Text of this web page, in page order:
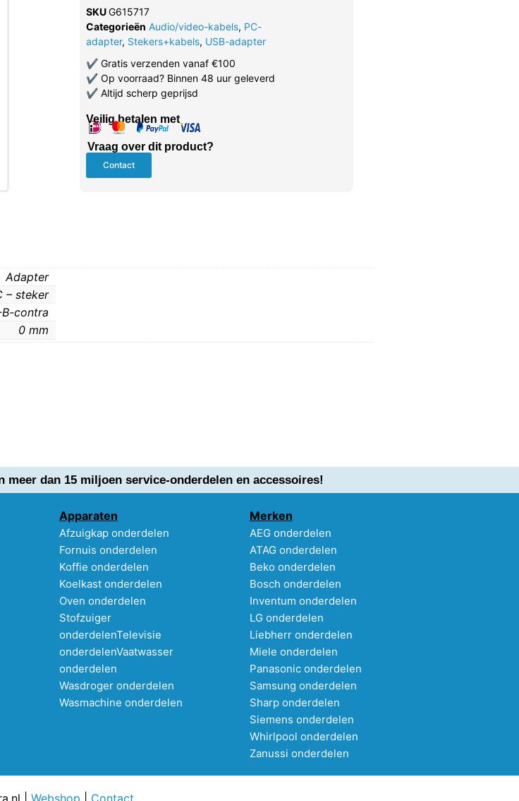
SKUG615717
Categorieën Audio/video-kabels, PC-
adapter, Stekers+kabels, USB-adapter
✔Gratis verzenden vanaf €100
✔Op voorraad? Binnen 48 uur geleverd
✔Altijd scherp geprijsd
Veilig betalen met
Vraag over dit product?
Contact
Adapter
– steker
contra
0 mm
meer dan 15 miljoen service-onderdelen en accessoires!
Apparaten
Afzuigkap onderdelen
Fornuis onderdelen
Koffie onderdelen
Koelkast onderdelen
Oven onderdelen
Stofzuiger
onderdelenTelevisie
onderdelenVaatwasser
onderdelen
Wasdroger onderdelen
Wasmachine onderdelen
Merken
AEG onderdelen
ATAG onderdelen
Beko onderdelen
Bosch onderdelen
Inventum onderdelen
LG onderdelen
Liebherr onderdelen
Miele onderdelen
Panasonic onderdelen
Samsung onderdelen
Sharp onderdelen
Siemens onderdelen
Whirlpool onderdelen
Zanussi onderdelen